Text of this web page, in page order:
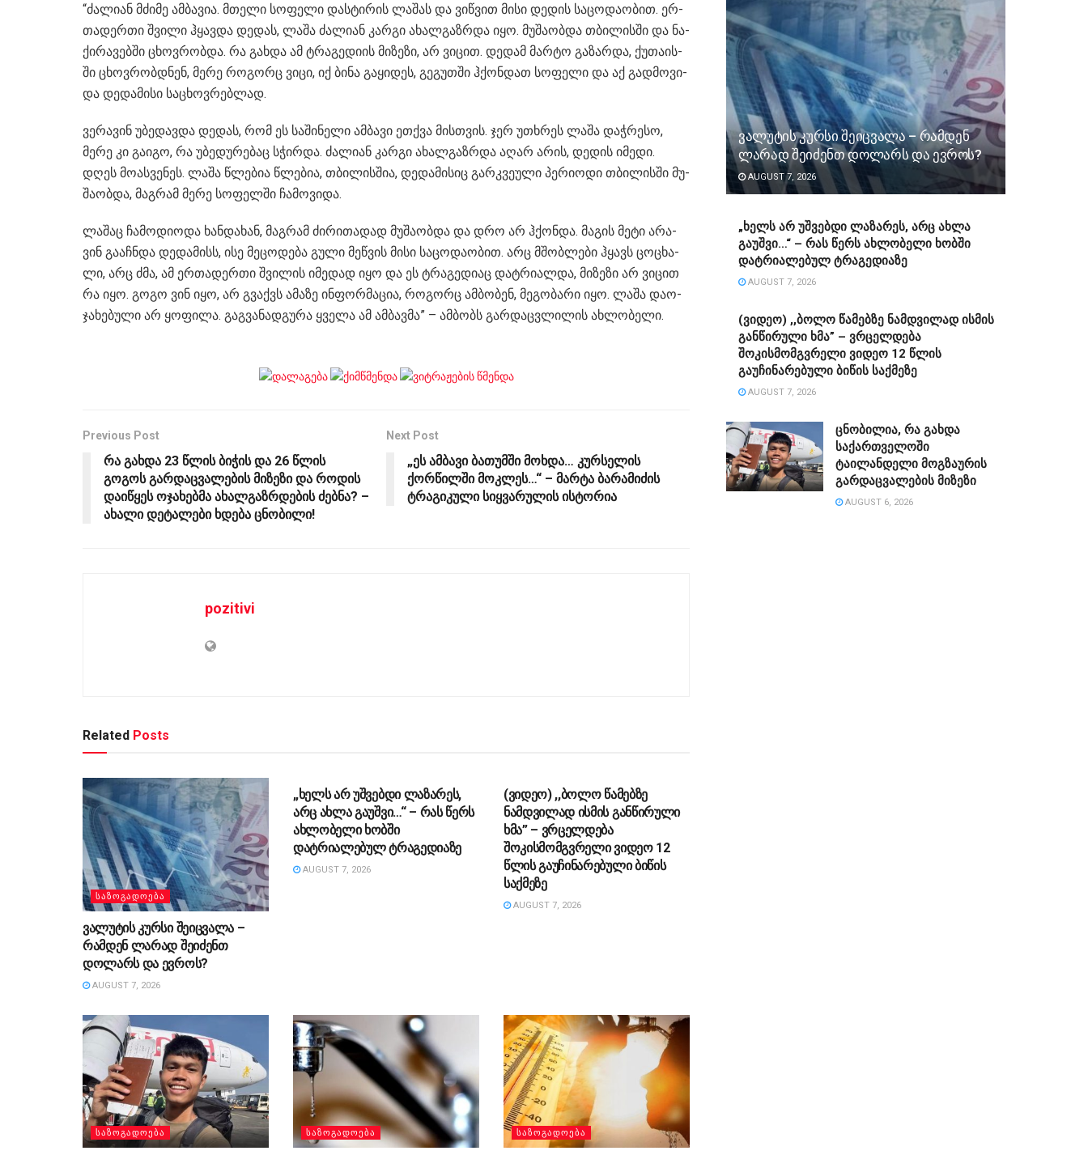
“ძა­ლი­ან მძი­მე ამ­ბა­ვია. მთე­ლი სო­ფე­ლი დას­ტი­რის ლა­შას და ვიწ­ვით მისი დე­დის სა­ცო­და­ო­ბით. ერ­
თა­დერ­თი შვი­ლი ჰყავ­და დე­დას, ლაშა ძა­ლი­ან კარ­გი ახალ­გაზ­რდა იყო. მუ­შა­ობ­და თბი­ლის­ში და ნა­
ქი­რა­ვებ­ში ცხოვ­რობ­და. რა გახ­და ამ ტრა­გე­დი­ის მი­ზე­ზი, არ ვი­ცით. დე­დამ მარ­ტო გა­ზარ­და, ქუ­თა­ის­
ში ცხოვ­რობ­დნენ, მერე რო­გორც ვიცი, იქ ბინა გა­ყი­დეს, გე­გუთ­ში ჰქონ­დათ სო­ფე­ლი და აქ გად­მო­ვი­
და დე­და­მი­სი სა­ცხოვ­რებ­ლად.
ვე­რა­ვინ უბე­დავ­და დე­დას, რომ ეს სა­ში­ნე­ლი ამ­ბა­ვი ეთ­ქვა მის­თვის. ჯერ უთხრეს ლაშა დაჭ­რე­სო,
მერე კი გა­ი­გო, რა უბე­დუ­რე­ბაც სჭირ­და. ძა­ლი­ან კარ­გი ახალ­გაზ­რდა აღარ არის, დე­დის იმე­დი.
დღეს მო­ას­ვე­ნეს. ლაშა წლე­ბია წლე­ბია, თბი­ლის­შია, დე­და­მი­სიც გარ­კვე­უ­ლი პე­რი­ო­დი თბი­ლის­ში მუ­
შა­ობ­და, მაგ­რამ მერე სო­ფელ­ში ჩა­მო­ვი­და.
ლა­შაც ჩა­მო­დი­ო­და ხან­და­ხან, მაგ­რამ ძი­რი­თა­დად მუ­შა­ობ­და და დრო არ ჰქონ­და. მა­გის მეტი არა­
ვინ გა­აჩ­ნდა დე­და­მისს, ისე მე­ცო­დე­ბა გული მეწ­ვის მისი სა­ცო­და­ო­ბით. არც მშობ­ლე­ბი ჰყავს ცო­ცხა­
ლი, არც ძმა, ამ ერ­თა­დერ­თი შვი­ლის იმე­დად იყო და ეს ტრა­გე­დი­აც დატ­რი­ალ­და, მი­ზე­ზი არ ვი­ცით
რა იყო. გოგო ვინ იყო, არ გვაქვს ამა­ზე ინ­ფორ­მა­ცია, რო­გორც ამ­ბო­ბენ, მე­გო­ბა­რი იყო. ლაშა და­ო­
ჯა­ხე­ბუ­ლი არ ყო­ფი­ლა. გაგ­ვა­ნად­გუ­რა ყვე­ლა ამ ამ­ბავ­მა” – ამ­ბობს გარდაცვლილის ახ­ლო­ბე­ლი.
Previous Post
რა გახდა 23 წლის ბიჭის და 26 წლის
გოგოს გარდაცვალების მიზეზი და როდის
დაიწყეს ოჯახებმა ახალგაზრდების ძებნა? –
ახალი დეტალები ხდება ცნობილი!
Next Post
„ეს ამბავი ბათუმში მოხდა… კურსელის
ქორწილში მოკლეს…“ – მარტა ბარამიძის
ტრაგიკული სიყვარულის ისტორია
pozitivi
Related Posts
ᲡᲐᲖᲝᲒᲐᲓᲝᲔᲑᲐ
ვალუტის კურსი შეიცვალა –
რამდენ ლარად შეიძენთ
დოლარს და ევროს?
AUGUST 7, 2026
„ხელს არ უშვებდი ლაზარეს,
არც ახლა გაუშვი…“ – რას წერს
ახლობელი ხობში
დატრიალებულ ტრაგედიაზე
AUGUST 7, 2026
(ვიდეო) ,,ბოლო წამებზე
ნამდვილად ისმის განწირული
ხმა” – ვრცელდება
შოკისმომგვრელი ვიდეო 12
წლის გაუჩინარებული ბიწის
საქმეზე
AUGUST 7, 2026
ᲡᲐᲖᲝᲒᲐᲓᲝᲔᲑᲐ ᲡᲐᲖᲝᲒᲐᲓᲝᲔᲑᲐ ᲡᲐᲖᲝᲒᲐᲓᲝᲔᲑᲐ
ვალუტის კურსი შეიცვალა – რამდენ
ლარად შეიძენთ დოლარს და ევროს?
AUGUST 7, 2026
„ხელს არ უშვებდი ლაზარეს, არც ახლა
გაუშვი…“ – რას წერს ახლობელი ხობში
დატრიალებულ ტრაგედიაზე
AUGUST 7, 2026
(ვიდეო) ,,ბოლო წამებზე ნამდვილად ისმის
განწირული ხმა” – ვრცელდება
შოკისმომგვრელი ვიდეო 12 წლის
გაუჩინარებული ბიწის საქმეზე
AUGUST 7, 2026
ცნობილია, რა გახდა
საქართველოში
ტაილანდელი მოგზაურის
გარდაცვალების მიზეზი
AUGUST 6, 2026